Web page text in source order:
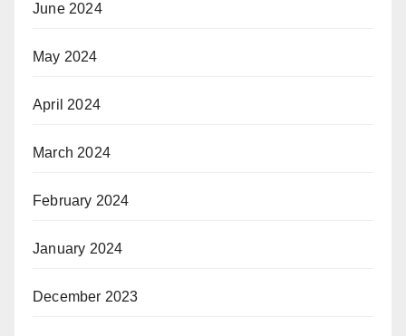
June 2024
May 2024
April 2024
March 2024
February 2024
January 2024
December 2023